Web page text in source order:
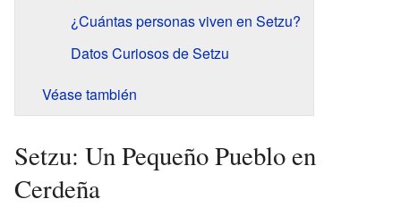
¿Cuántas personas viven en Setzu?
Datos Curiosos de Setzu
Véase también
Setzu: Un Pequeño Pueblo en
Cerdeña